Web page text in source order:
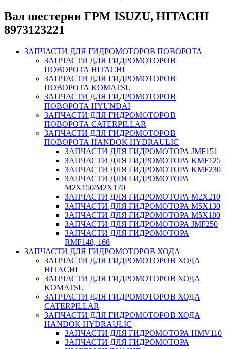
Вал шестерни ГРМ ISUZU, HITACHI
8973123221
ЗАПЧАСТИ ДЛЯ ГИДРОМОТОРОВ ПОВОРОТА
ЗАПЧАСТИ ДЛЯ ГИДРОМОТОРОВ
ПОВОРОТА HITACHI
ЗАПЧАСТИ ДЛЯ ГИДРОМОТОРОВ
ПОВОРОТА KOMATSU
ЗАПЧАСТИ ДЛЯ ГИДРОМОТОРОВ
ПОВОРОТА HYUNDAI
ЗАПЧАСТИ ДЛЯ ГИДРОМОТОРОВ
ПОВОРОТА CATERPILLAR
ЗАПЧАСТИ ДЛЯ ГИДРОМОТОРОВ
ПОВОРОТА HANDOK HYDRAULIC
ЗАПЧАСТИ ДЛЯ ГИДРОМОТОРА JMF151
ЗАПЧАСТИ ДЛЯ ГИДРОМОТОРА KMF125
ЗАПЧАСТИ ДЛЯ ГИДРОМОТОРА KMF230
ЗАПЧАСТИ ДЛЯ ГИДРОМОТОРА
M2X150/M2X170
ЗАПЧАСТИ ДЛЯ ГИДРОМОТОРА M2X210
ЗАПЧАСТИ ДЛЯ ГИДРОМОТОРА M5X130
ЗАПЧАСТИ ДЛЯ ГИДРОМОТОРА M5X180
ЗАПЧАСТИ ДЛЯ ГИДРОМОТОРА JMF250
ЗАПЧАСТИ ДЛЯ ГИДРОМОТОРА
RMF148, 168
ЗАПЧАСТИ ДЛЯ ГИДРОМОТОРОВ ХОДА
ЗАПЧАСТИ ДЛЯ ГИДРОМОТОРОВ ХОДА
HITACHI
ЗАПЧАСТИ ДЛЯ ГИДРОМОТОРОВ ХОДА
KOMATSU
ЗАПЧАСТИ ДЛЯ ГИДРОМОТОРОВ ХОДА
CATERPILLAR
ЗАПЧАСТИ ДЛЯ ГИДРОМОТОРОВ ХОДА
HANDOK HYDRAULIC
ЗАПЧАСТИ ДЛЯ ГИДРОМОТОРА HMV110
ЗАПЧАСТИ ДЛЯ ГИДРОМОТОРА